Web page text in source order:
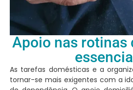
Apoio nas rotinas
As tarefas domésticas e a
tornar-se mais exigentes com a